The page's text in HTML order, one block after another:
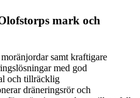
mark och
samt kraftigare
med god
och tillräcklig
dräneringsrör och